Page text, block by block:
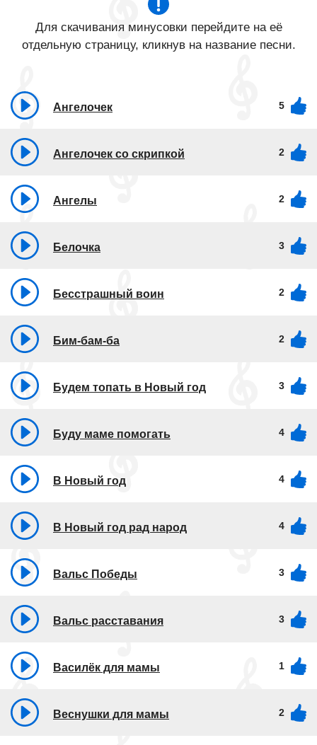
Для скачивания минусовки перейдите на её
отдельную страницу, кликнув на название песни.
Ангелочек 5
Ангелочек со скрипкой 2
Ангелы 2
Белочка 3
Бесстрашный воин 2
Бим-бам-ба 2
Будем топать в Новый год 3
Буду маме помогать 4
В Новый год 4
В Новый год рад народ 4
Вальс Победы 3
Вальс расставания 3
Василёк для мамы 1
Веснушки для мамы 2